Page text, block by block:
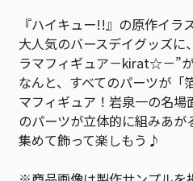
『ハイキュー!!』の原作イラ
大人気のバースデイグッズに
ラマフィギュア－kirat☆－”
なんと、すべてのパーツが「
マフィギュア！岩泉一の名
のパーツが立体的に組みあが
集めて飾って楽しもう♪